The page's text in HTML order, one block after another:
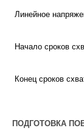
Линейное
Начало сроков
Конец сроков
ПОДГОТОВКА